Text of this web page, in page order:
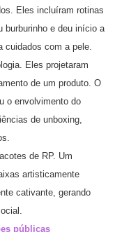
Eles incluíram rotinas
burburinho e deu início a
cuidados com a pele.
Eles projetaram
de um produto. O
o envolvimento do
de unboxing,
de RP. Um
artisticamente
cativante, gerando
públicas